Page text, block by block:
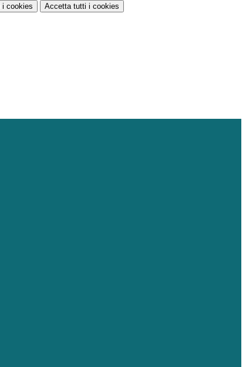
i cookies Accetta tutti i cookies